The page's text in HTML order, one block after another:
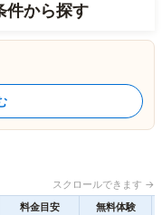
件から探す
スクロールできます →
料金目安 無料体験